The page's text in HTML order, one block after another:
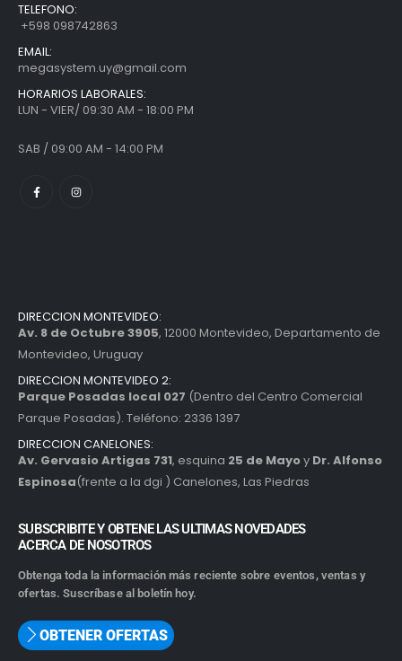
TELEFONO:
+598 098742863
EMAIL:
megasystem.uy@gmail.com
HORARIOS LABORALES:
LUN - VIER/ 09:30 AM - 18:00 PM
SAB / 09:00 AM - 14:00 PM
DIRECCION MONTEVIDEO:
Av. 8 de Octubre 3905, 12000 Montevideo, Departamento de
Montevideo, Uruguay
DIRECCION MONTEVIDEO 2:
Parque Posadas local 027 (Dentro del Centro Comercial
Parque Posadas). Teléfono: 2336 1397
DIRECCION CANELONES:
Av. Gervasio Artigas 731, esquina 25 de Mayoy Dr. Alfonso
Espinosa(frente a la dgi ) Canelones, Las Piedras
SUBSCRIBITE Y OBTENE LAS ULTIMAS NOVEDADES
ACERCA DE NOSOTROS
Obtenga toda la información más reciente sobre eventos, ventas y
ofertas. Suscríbase al boletín hoy.
OBTENER OFERTAS